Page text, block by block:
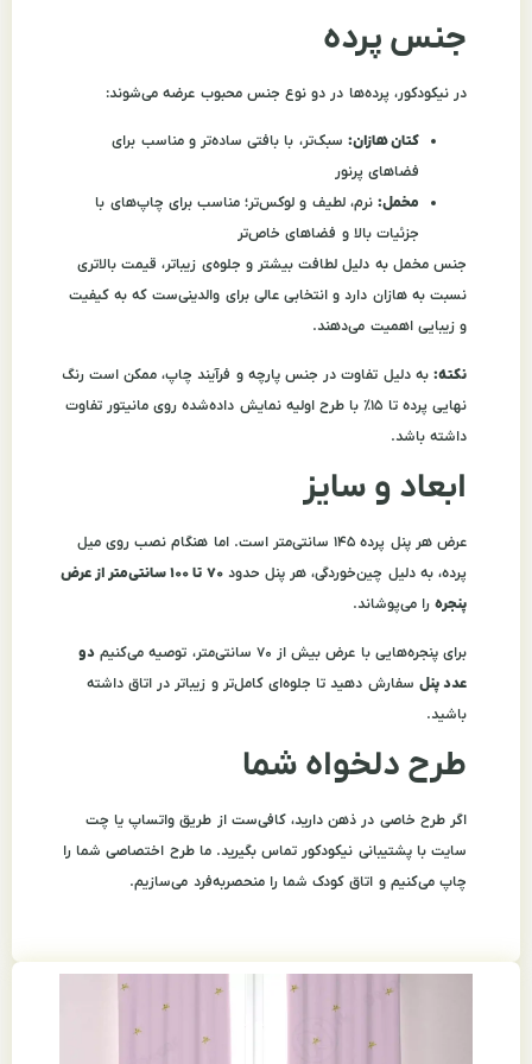
جنس پرده
در نیکودکور، پرده‌ها در دو نوع جنس محبوب عرضه می‌شوند:
کتان هازان: سبک‌تر، با بافتی ساده‌تر و مناسب برای
فضاهای پرنور
مخمل: نرم، لطیف و لوکس‌تر؛ مناسب برای چاپ‌های با
جزئیات بالا و فضاهای خاص‌تر
جنس مخمل به دلیل لطافت بیشتر و جلوه‌ی زیباتر، قیمت بالاتری
نسبت به هازان دارد و انتخابی عالی برای والدینی‌ست که به کیفیت
و زیبایی اهمیت می‌دهند.
نکته: به دلیل تفاوت در جنس پارچه و فرآیند چاپ، ممکن است رنگ
نهایی پرده تا ۱۵٪ با طرح اولیه نمایش داده‌شده روی مانیتور تفاوت
داشته باشد.
ابعاد و سایز
عرض هر پنل پرده ۱۴۵ سانتی‌متر است. اما هنگام نصب روی میل
پرده، به دلیل چین‌خوردگی، هر پنل حدود
۷۰ تا ۱۰۰ سانتی‌متر از عرض
پنجره را می‌پوشاند.
برای پنجره‌هایی با عرض بیش از ۷۰ سانتی‌متر، توصیه می‌کنیم
دو
عدد پنل سفارش دهید تا جلوه‌ای کامل‌تر و زیباتر در اتاق داشته
باشید.
طرح دلخواه شما
اگر طرح خاصی در ذهن دارید، کافی‌ست از طریق واتساپ یا چت
سایت با پشتیبانی نیکودکور تماس بگیرید. ما طرح اختصاصی شما را
چاپ می‌کنیم و اتاق کودک شما را منحصربه‌فرد می‌سازیم.